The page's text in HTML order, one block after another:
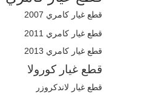
قطع غيار كامري 2007
قطع غيار كامري 2011
قطع غيار كامري 2013
قطع غيار كورولا
قطع غيار لاندكروزر